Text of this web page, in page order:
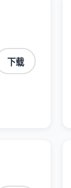
下载